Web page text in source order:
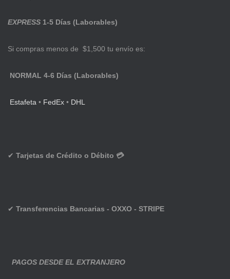
EXPRESS 1-5 Días (Laborables)
Si compras menos de $1,500 tu envío es:
NORMAL 4-6 Días (Laborables)
Estafeta • FedEx • DHL
✔ Tarjetas de Crédito o Débito 💳
✔ Transferencias Bancarias - OXXO - STRIPE
PAGOS DESDE EL EXTRANJERO